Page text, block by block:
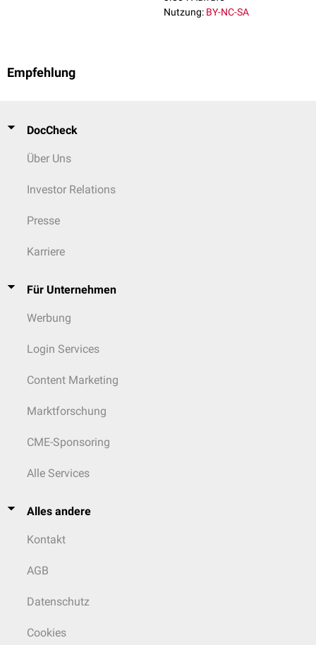
Nutzung: BY-NC-SA
Empfehlung
DocCheck
Über Uns
Investor Relations
Presse
Karriere
Für Unternehmen
Werbung
Login Services
Content Marketing
Marktforschung
CME-Sponsoring
Alle Services
Alles andere
Kontakt
AGB
Datenschutz
Cookies